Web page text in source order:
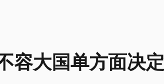
容大国单方面决定